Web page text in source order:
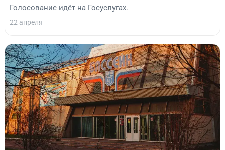
Голосование идёт на Госуслугах.
22 апреля